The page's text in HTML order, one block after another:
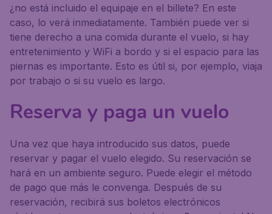
¿no está incluido el equipaje en el billete? En este
caso, lo verá inmediatamente. También puede ver si
tiene derecho a una comida durante el vuelo, si hay
entretenimiento y WiFi a bordo y si el espacio para las
piernas es importante. Esto es útil si, por ejemplo, viaja
por trabajo o si su vuelo es largo.
Reserva y paga un vuelo
Una vez que haya introducido sus datos, puede
reservar y pagar el vuelo elegido. Su reservación se
hará en un ambiente seguro. Puede elegir el método
de pago que más le convenga. Después de su
reservación, recibirá sus boletos electrónicos